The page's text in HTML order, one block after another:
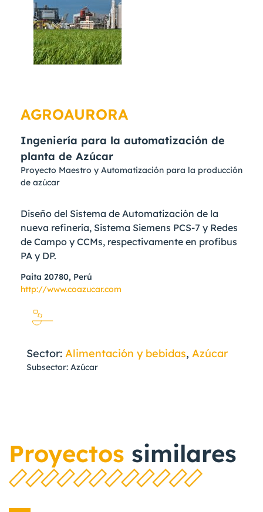
AGROAURORA
Ingeniería para la automatización de
planta de Azúcar
Proyecto Maestro y Automatización para la producción
de azúcar
Diseño del Sistema de Automatización de la
nueva refinería, Sistema Siemens PCS-7 y Redes
de Campo y CCMs, respectivamente en profibus
PA y DP.
Paita 20780, Perú
http://www.coazucar.com
Sector: Alimentación y bebidas, Azúcar
Subsector: Azúcar
Proyectos similares